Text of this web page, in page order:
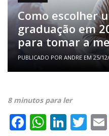
Como escolher
graduação em
para tomar a
PUBLICADO POR ANDRE EM 25/
8 minutos para ler
Facebook